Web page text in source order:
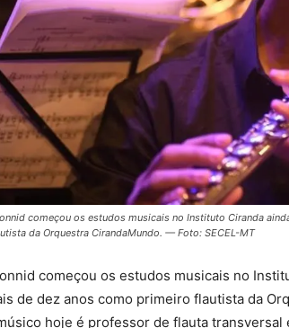
começou os estudos musicais no Instituto Ciranda
da Orquestra CirandaMundo. — Foto: SECEL-MT
começou os estudos musicais no
de dez anos como primeiro flautista da
hoje é professor de flauta